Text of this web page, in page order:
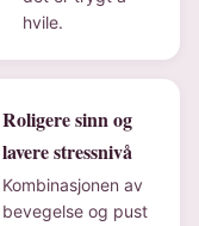
hvile.
Roligere sinn og
lavere stressnivå
Kombinasjonen av
bevegelse og pust